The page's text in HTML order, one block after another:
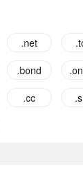
.net
.bond
.cc